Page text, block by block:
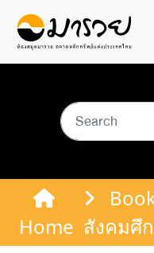
Home สังคมศึ